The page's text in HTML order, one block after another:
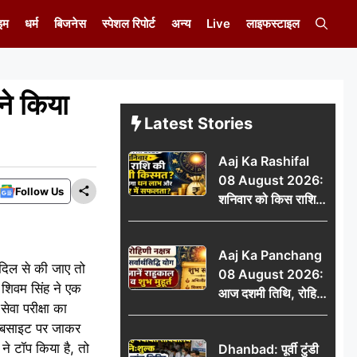
धर्म बिजनेस स्पेशल रिपोर्ट अन्य Live लाइफस्टाइल
किया
Follow Us
से की जाए तो
शिवम सिंह ने एक
परीक्षा का
पर जाकर
टॉप किया है, तो
Latest Stories
Aaj Ka Rashifal
08 August 2026:
शनिवार को किस राशि
की चमकेगी किस्मत,
और करियर में सफलता?
Aaj Ka Panchang
08 August 2026:
आज दशमी तिथि, रोहिणी
नक्षत्र और सर्वार्थसिद्धि
शुभ मुहूर्त
Dhanbad: पूर्वी टुंडी